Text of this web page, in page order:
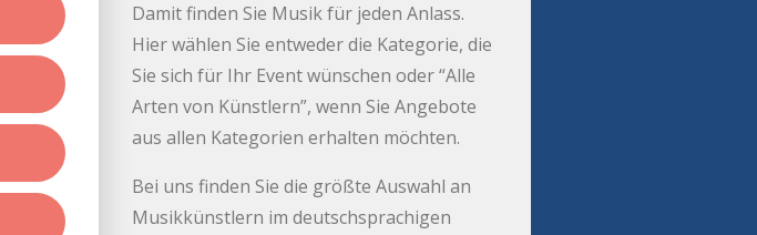
Damit finden Sie Musik für jeden Anlass.
Hier wählen Sie entweder die Kategorie, die
Sie sich für Ihr Event wünschen oder “Alle
Arten von Künstlern”, wenn Sie Angebote
aus allen Kategorien erhalten möchten.
Bei uns finden Sie die größte Auswahl an
Musikkünstlern im deutschsprachigen